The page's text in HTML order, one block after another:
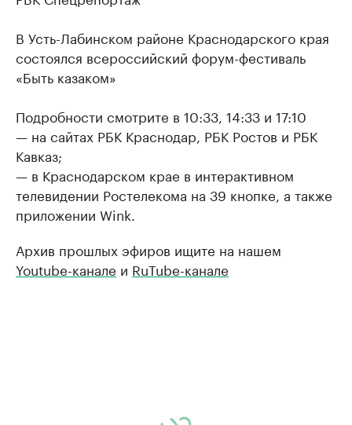
В Усть-Лабинском районе Краснодарского края
состоялся всероссийский форум-фестиваль
«Быть казаком»
Подробности смотрите в 10:33, 14:33 и 17:10
— на сайтах РБК Краснодар, РБК Ростов и РБК
Кавказ;
— в Краснодарском крае в интерактивном
телевидении Ростелекома на 39 кнопке, а также
приложении Wink.
Архив прошлых эфиров ищите на нашем
Youtube-канале и RuTube-канале